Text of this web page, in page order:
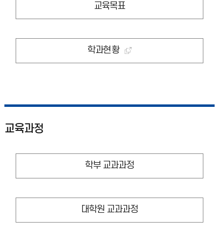
교육목표
학과현황
교육과정
학부 교과과정
대학원 교과과정